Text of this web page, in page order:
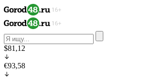
$81,12
€93,58